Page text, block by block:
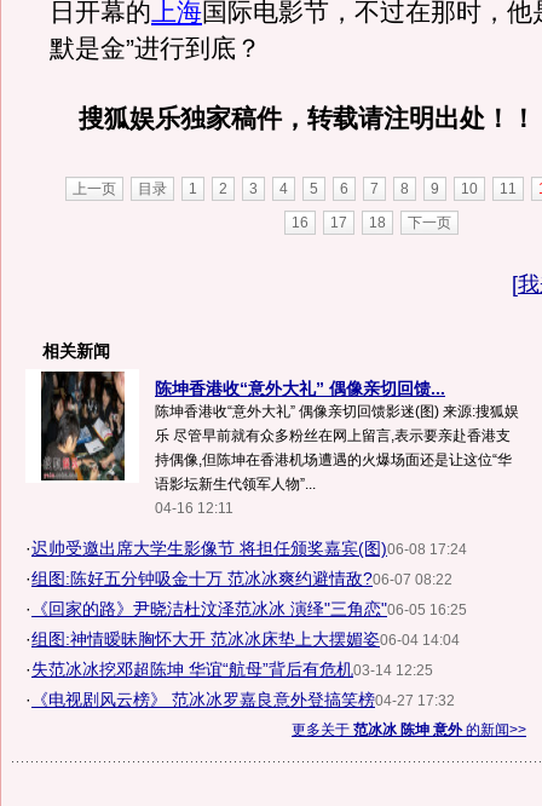
日开幕的上海国际电影节，不过在那时，他
默是金”进行到底？
搜狐娱乐独家稿件，转载请注明出处！！
上一页 目录 1 2 3 4 5 6 7 8 9 10 11
16
17 18 下一页
[
相关新闻
陈坤香港收“意外大礼” 偶像亲切回馈...
陈坤香港收“意外大礼” 偶像亲切回馈影迷(图) 来源:搜狐娱
乐 尽管早前就有众多粉丝在网上留言,表示要亲赴香港支
持偶像,但陈坤在香港机场遭遇的火爆场面还是让这位“华
语影坛新生代领军人物”...
04-16 12:11
·迟帅受邀出席大学生影像节 将担任颁奖嘉宾(图)06-08 17:24
·组图:陈好五分钟吸金十万 范冰冰爽约避情敌?06-07 08:22
· 《回家的路》尹晓洁杜汶泽范冰冰 演绎"三角恋"06-05 16:25
·组图:神情暧昧胸怀大开 范冰冰床垫上大摆媚姿06-04 14:04
·失范冰冰挖邓超陈坤 华谊“航母”背后有危机03-14 12:25
· 《电视剧风云榜》 范冰冰罗嘉良意外登搞笑榜04-27 17:32
更多关于 范冰冰 陈坤 意外的新闻>>